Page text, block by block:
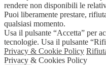
rendere non disponibili le
Puoi liberamente prestare,
qualsiasi momento.
Usa il pulsante “Accetta” per
tecnologie. Usa il pulsante
Privacy & Cookie Policy
Privacy & Cookies Policy